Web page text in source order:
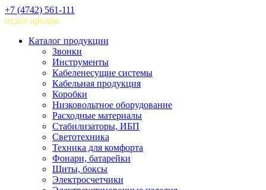
+7 (4742) 561-111
отдел продаж
Каталог продукции
Звонки
Инструменты
Кабеленесущие системы
Кабельная продукция
Коробки
Низковольтное оборудование
Расходные материалы
Стабилизаторы, ИБП
Светотехника
Техника для комфорта
Фонари, батарейки
Щиты, боксы
Электросчетчики